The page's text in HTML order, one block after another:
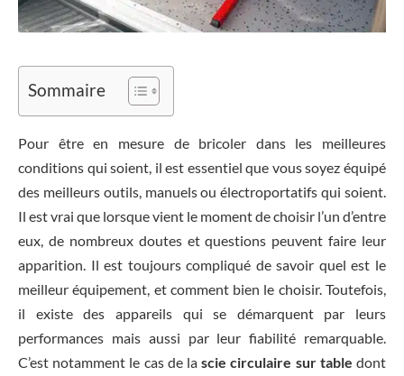
Sommaire
Pour être en mesure de bricoler dans les meilleures
conditions qui soient, il est essentiel que vous soyez équipé
des meilleurs outils, manuels ou électroportatifs qui soient.
Il est vrai que lorsque vient le moment de choisir l’un d’entre
eux, de nombreux doutes et questions peuvent faire leur
apparition. Il est toujours compliqué de savoir quel est le
meilleur équipement, et comment bien le choisir. Toutefois,
il existe des appareils qui se démarquent par leurs
performances mais aussi par leur fiabilité remarquable.
C’est notamment le cas de lascie circulaire sur table dont